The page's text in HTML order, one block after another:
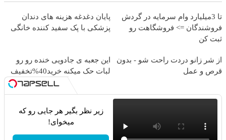
تا 3میلیارد وام سرمایه در گردش
فروشندگان => فروشگاهت رو
ثبت کن
پایان دغدغه هزینه های دندان
پزشکی با پک سفید کننده خانگی
از شر زانو دردت راحت شو - بدون
قرص و عمل
این جعبه ی جادویی خنده رو رو
لبات حک میکنه خرید40%تخفیف
زیر نظر بگیر هر جایی رو که
میخوای!